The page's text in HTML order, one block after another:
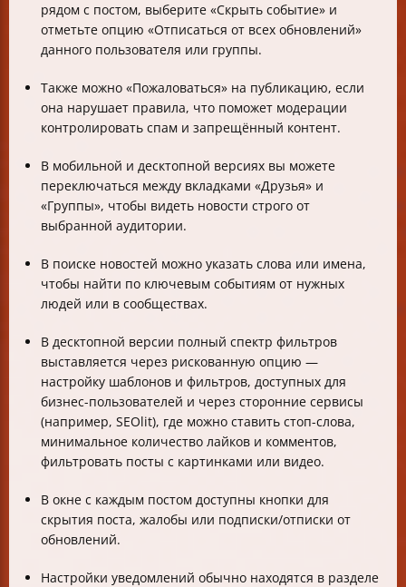
рядом с постом, выберите «Скрыть событие» и
отметьте опцию «Отписаться от всех обновлений»
данного пользователя или группы.
Также можно «Пожаловаться» на публикацию, если
она нарушает правила, что поможет модерации
контролировать спам и запрещённый контент.
В мобильной и десктопной версиях вы можете
переключаться между вкладками «Друзья» и
«Группы», чтобы видеть новости строго от
выбранной аудитории.
В поиске новостей можно указать слова или имена,
чтобы найти по ключевым событиям от нужных
людей или в сообществах.
В десктопной версии полный спектр фильтров
выставляется через рискованную опцию —
настройку шаблонов и фильтров, доступных для
бизнес-пользователей и через сторонние сервисы
(например, SEOlit), где можно ставить стоп-слова,
минимальное количество лайков и комментов,
фильтровать посты с картинками или видео.
В окне с каждым постом доступны кнопки для
скрытия поста, жалобы или подписки/отписки от
обновлений.
Настройки уведомлений обычно находятся в разделе